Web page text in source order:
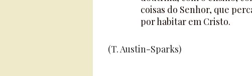
coisas do Senhor, que
por habitar em Cristo.
(T. Austin-Sparks)